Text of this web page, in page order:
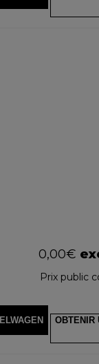
0,00€
Prix public
OBTENIR